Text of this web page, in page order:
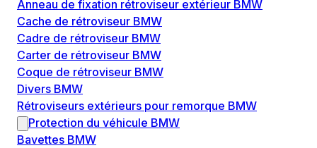
Anneau de fixation rétroviseur extérieur BMW
Cache de rétroviseur BMW
Cadre de rétroviseur BMW
Carter de rétroviseur BMW
Coque de rétroviseur BMW
Divers BMW
Rétroviseurs extérieurs pour remorque BMW
Protection du véhicule BMW
Bavettes BMW